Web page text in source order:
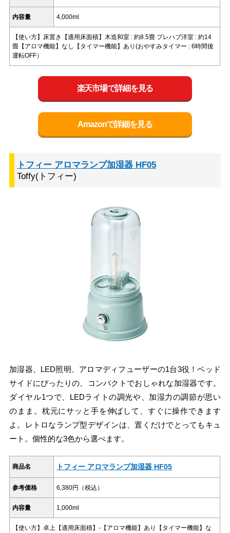
内容量 4,000ml
【使い方】床置き【適用床面積】木造和室 : 約8.5畳 プレハブ洋室 : 約14
畳【アロマ機能】なし【タイマー機能】あり(おやすみタイマー : 6時間後
運転OFF）
楽天市場で詳細を見る
Amazonで詳細を見る
トフィー アロマランプ加湿器 HF05
Toffy(トフィー)
加湿器、LED照明、アロマディフューザーの1台3役！ベッド
サイドにぴったりの、コンパクトでおしゃれな加湿器です。
ダイヤル1つで、LEDライトの調光や、加湿力の調節が思い
のまま。枕元にサッと手を伸ばして、すぐに操作できます
よ。レトロなランプ型デザインは、置くだけでとってもキュ
ート。個性的な3色から選べます。
商品名 トフィー アロマランプ加湿器 HF05
参考価格 6,380円（税込）
内容量 1,000ml
【使い方】卓上【適用床面積】-【アロマ機能】あり【タイマー機能】な